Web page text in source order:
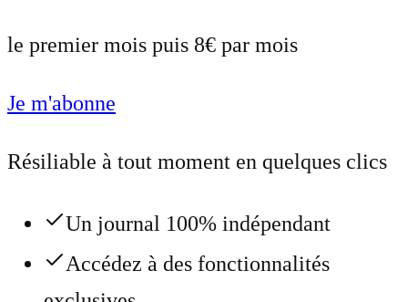
le premier mois puis 8€ par mois
Je m'abonne
Résiliable à tout moment en quelques clics
Un journal 100% indépendant
Accédez à des fonctionnalités